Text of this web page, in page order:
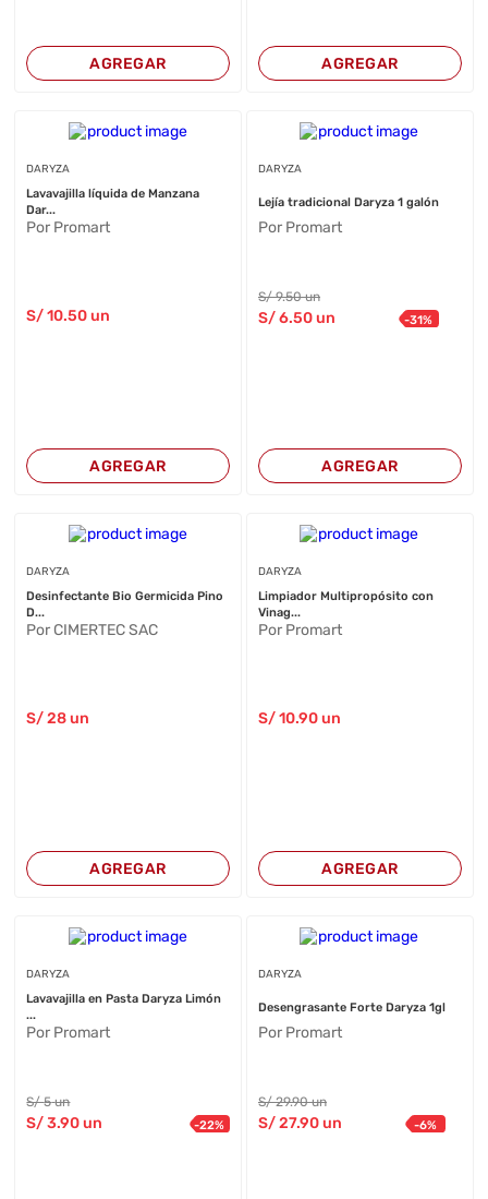
AGREGAR AGREGAR
DARYZA
Lavavajilla líquida de Manzana
Dar...
Por Promart
S/10.50 un
AGREGAR
DARYZA
Lejía tradicional Daryza 1 galón
Por Promart
S/9.50 un
S/6.50un -31%
AGREGAR
DARYZA
Desinfectante Bio Germicida Pino
D...
Por CIMERTEC SAC
S/28 un
AGREGAR
DARYZA
Limpiador Multipropósito con
Vinag...
Por Promart
S/10.90un
AGREGAR
DARYZA
Lavavajilla en Pasta Daryza Limón
...
Por Promart
S/5 un
S/3.90 un -22%
DARYZA
Desengrasante Forte Daryza 1gl
Por Promart
S/29.90 un
S/27.90un -6%